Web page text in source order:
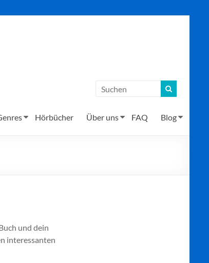
Hörbücher Über uns FAQ Blog
und dein
interessanten